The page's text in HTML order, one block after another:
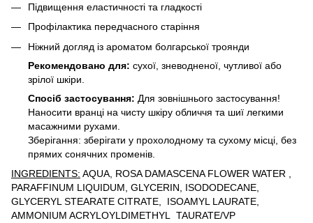
Підвищення еластичності та гладкості
Профілактика передчасного старіння
Ніжний догляд із ароматом болгарської троянди
Рекомендовано для: сухої, зневодненої, чутливої або
зрілої шкіри.
Спосіб застосування: Для зовнішнього застосування!
Наносити вранці на чисту шкіру обличчя та шиї легкими
масажними рухами.
Зберігання: зберігати у прохолодному та сухому місці, без
прямих сонячних променів.
INGREDIENTS: AQUA, ROSA DAMASCENA FLOWER WATER ,
PARAFFINUM LIQUIDUM, GLYCERIN, ISODODECANE,
GLYCERYL STEARATE CITRATE, ISOAMYL LAURATE,
AMMONIUM ACRYLOYLDIMETHYL TAURATE/VP